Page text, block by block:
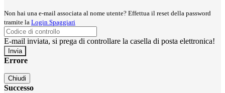
Non hai una e-mail associata al nome utente? Effettua il reset della password
tramite la Login Spaggiari
E-mail inviata, si prega di controllare la casella di posta elettronica!
Errore
Chiudi
Successo